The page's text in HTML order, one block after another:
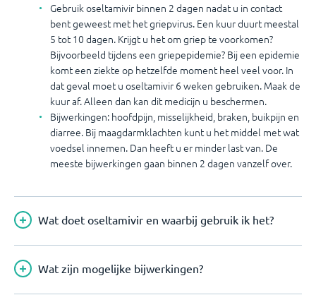
Gebruik oseltamivir binnen 2 dagen nadat u in contact
bent geweest met het griepvirus. Een kuur duurt meestal
5 tot 10 dagen. Krijgt u het om griep te voorkomen?
Bijvoorbeeld tijdens een griepepidemie? Bij een epidemie
komt een ziekte op hetzelfde moment heel veel voor. In
dat geval moet u oseltamivir 6 weken gebruiken. Maak de
kuur af. Alleen dan kan dit medicijn u beschermen.
Bijwerkingen: hoofdpijn, misselijkheid, braken, buikpijn en
diarree. Bij maagdarmklachten kunt u het middel met wat
voedsel innemen. Dan heeft u er minder last van. De
meeste bijwerkingen gaan binnen 2 dagen vanzelf over.
Wat doet oseltamivir en waarbij gebruik ik het?
Wat zijn mogelijke bijwerkingen?